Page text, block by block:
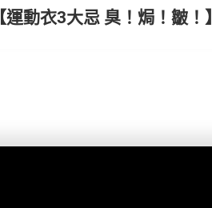
【運動衣3大忌 臭！焗！皺！】